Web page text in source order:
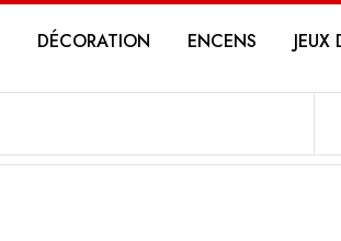
DÉCORATION ENCENS JEUX